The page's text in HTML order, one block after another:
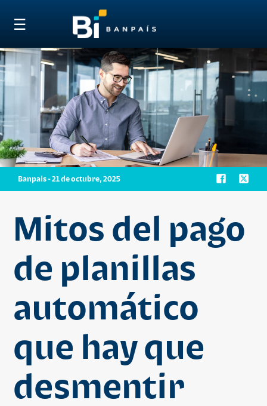
☰
Banpais - 21 de octubre, 2025
Mitos del pago
de planillas
automático
que hay que
desmentir